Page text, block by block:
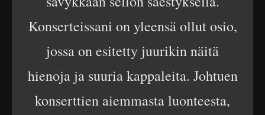
Konserteissani on yleensä ollut osio,
jossa on esitetty juurikin näitä
hienoja ja suuria kappaleita. Johtuen
konserttien aiemmasta luonteesta,